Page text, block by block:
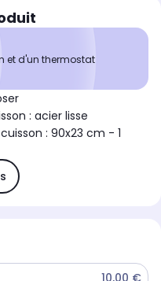
et d'un thermostat
: acier lisse
: 90x23 cm - 1